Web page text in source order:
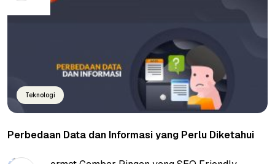
Teknologi
Perbedaan Data dan Informasi yang Perlu Diketahui